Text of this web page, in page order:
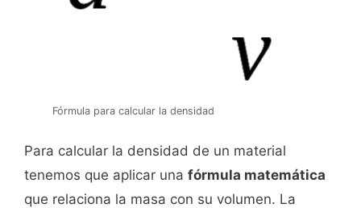
Fórmula para calcular la densidad
Para calcular la densidad de un material
tenemos que aplicar una fórmula matemática
que relaciona la masa con su volumen. La